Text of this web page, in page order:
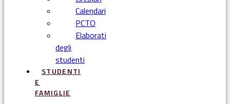
Calendari
PCTO
Elaborati
degli
studenti
STUDENTI
E
FAMIGLIE